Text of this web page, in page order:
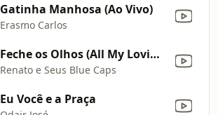
Gatinha Manhosa (Ao Vivo)
Erasmo Carlos
Feche os Olhos (All My Loving)
Renato e Seus Blue Caps
Eu Você e a Praça